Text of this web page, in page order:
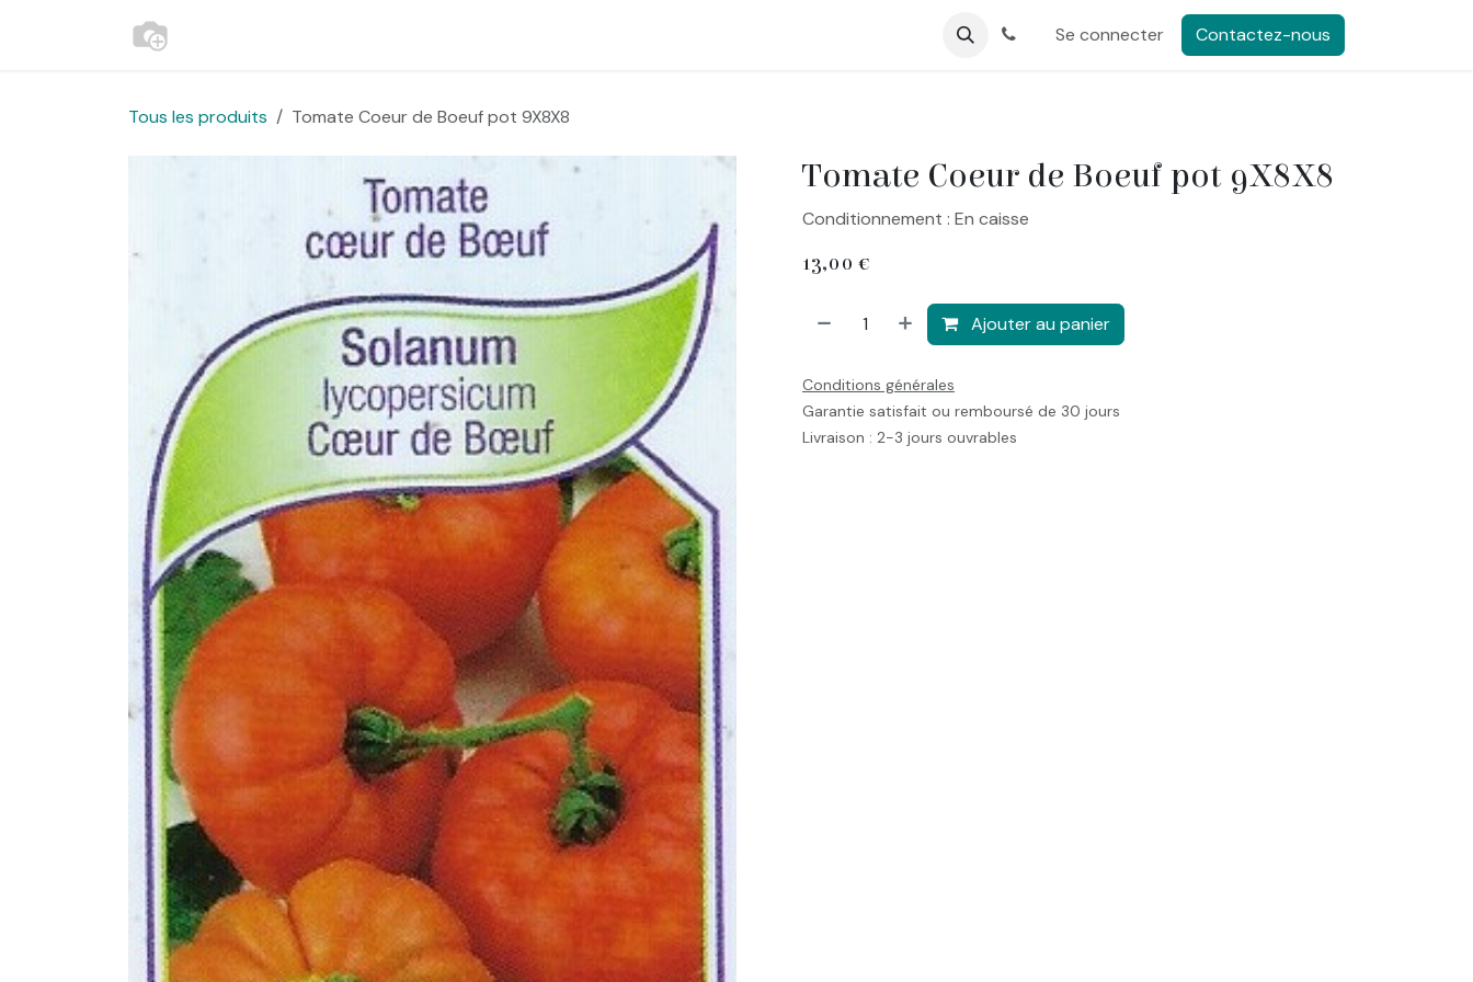
Se connecter Contactez-nous
Tous les produits Tomate Coeur de Boeuf pot 9X8X8
Tomate Coeur de Boeuf pot 9X8X8
Conditionnement : En caisse
13,00 €
Ajouter au panier
Conditions générales
Garantie satisfait ou remboursé de 30 jours
Livraison : 2-3 jours ouvrables